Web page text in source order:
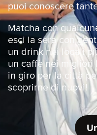
puoi conoscere
Matcha con
esci la sera con
un drink nei locali
un caffè nei migliori
in giro per la città
scoprirne di nuovi!